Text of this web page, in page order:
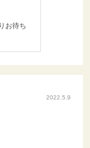
お待ち
2022.5.9